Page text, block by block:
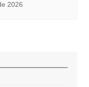
2026